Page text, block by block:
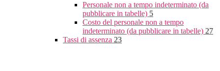
Personale non a tempo indeterminato (da
pubblicare in tabelle) 5
Costo del personale non a tempo
indeterminato (da pubblicare in tabelle) 27
Tassi di assenza 23